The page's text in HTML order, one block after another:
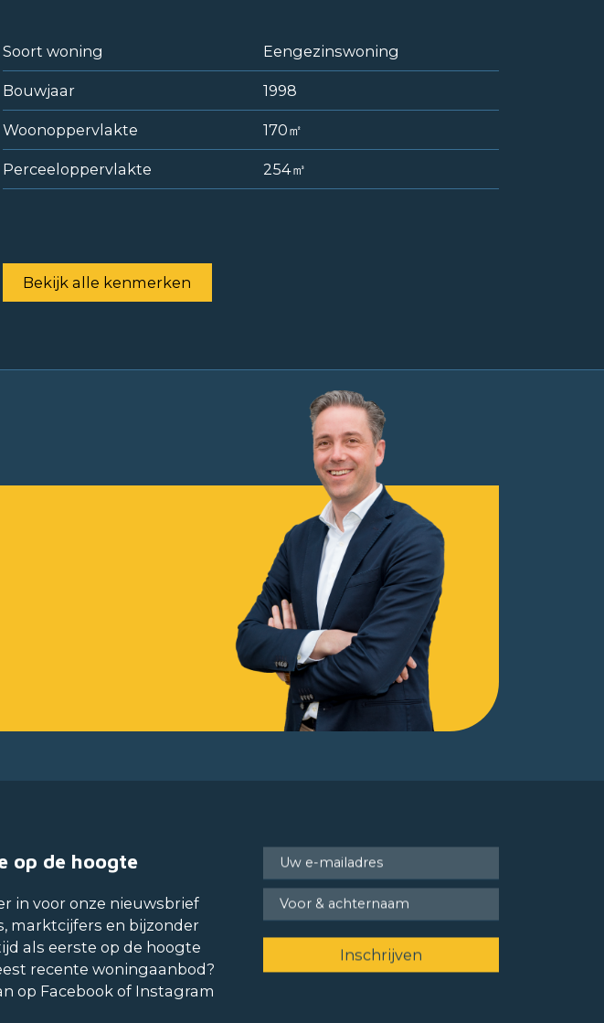
Soort woning Eengezinswoning
Bouwjaar 1998
Woonoppervlakte 170㎡
Perceeloppervlakte 254㎥
Bekijk alle kenmerken
op de hoogte
in voor onze nieuwsbrief
marktcijfers en bijzonder
als eerste op de hoogte
recente woningaanbod?
op Facebook of Instagram